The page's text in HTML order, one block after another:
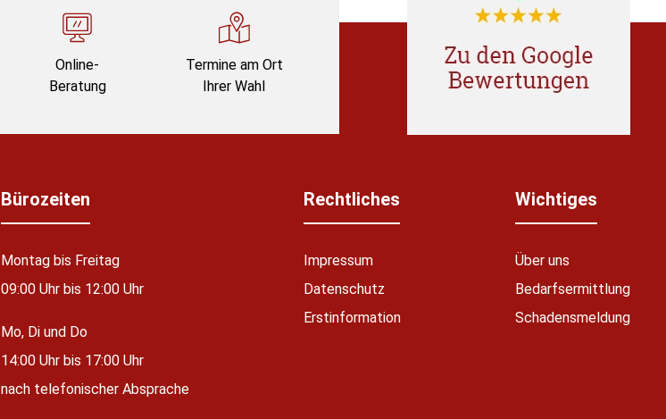
Online-
Beratung
Termine am Ort
Ihrer Wahl
Bürozeiten
Montag bis Freitag
09:00 Uhr bis 12:00 Uhr
Mo, Di und Do
14:00 Uhr bis 17:00 Uhr
nach telefonischer Absprache
Rechtliches
Impressum
Datenschutz
Erstinformation
Wichtiges
Über uns
Bedarfsermittlung
Schadensmeldung